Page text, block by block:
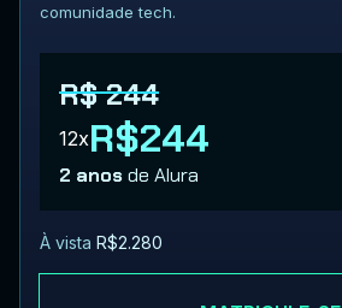
comunidade tech.
R$ 244
12xR$244
2 anosde Alura
À vista R$2.280